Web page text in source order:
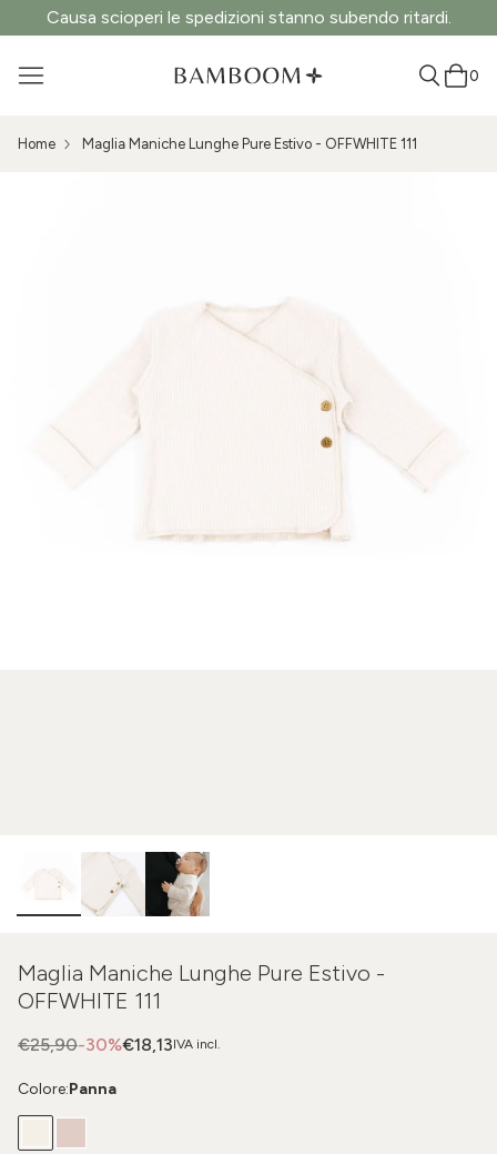
Causa scioperi le spedizioni stanno subendo ritardi.
0
Home Maglia Maniche Lunghe Pure Estivo - OFFWHITE 111
Maglia Maniche Lunghe Pure Estivo -
OFFWHITE 111
IVA incl.
-30%
€25,90 €18,13
Colore:Panna